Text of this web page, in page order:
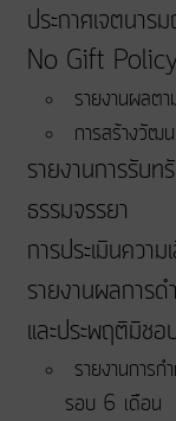
ประกาศเจตนา
No Gift
รายงานผลต
การสร้างวั
รายงานการรับท
ธรรมจรรยา
การประเมินควา
รายงานผลการด
และประพฤติมิชอ
รายงานการ
รอบ 6 เดือน